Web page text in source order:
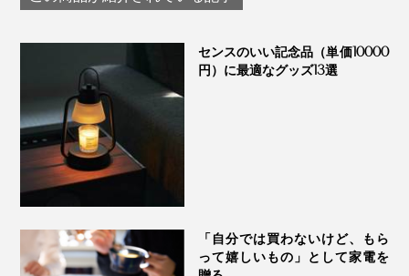
ト」も付属しており、固定したい壁やデスクまわりなど
本品は、IPX4の「防滴・防塵仕様」。防水ではないた
め、水中での使用や、多量の雨や水しぶきに対して防水
性能はありませんが、軽い雨や水滴が当たる程度なら
OK！
屋外でも気軽に使えます。
ーズの「チャージリング」を使えば、約2〜2.5時間の高
速充電でフルチャージに。充電しながらの音楽再生も
A：消灯機能は搭載しておりません。
A：MagSafe 対応ケースであれば、問題なく使用可能で
す。MagSafe 非対応のケースでも、分厚いケース（約
2mm以上）や特殊な形状のケースなど一部を除いて使用
可能ですが、磁力による吸着は弱くなります。
Q：Speakerで音量調整はできますか？
A：音量調整機能は搭載しておりません。Bluetooth 接続
機器で音量調整してください。
Q：デュアル接続ができません
A：TWS 機能がOFFの状態では、デュアル接続はできま
せん。詳しくは、本取扱説明書に記載の「デュアル接
続」をご覧ください。
センスのいい記念品（単価10000
円）に最適なグッズ13選
「自分では買わないけど、もら
って嬉しいもの」として家電を